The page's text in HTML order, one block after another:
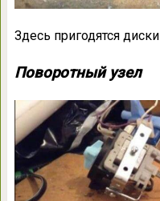
Здесь пригодятся диски
Поворотный узел